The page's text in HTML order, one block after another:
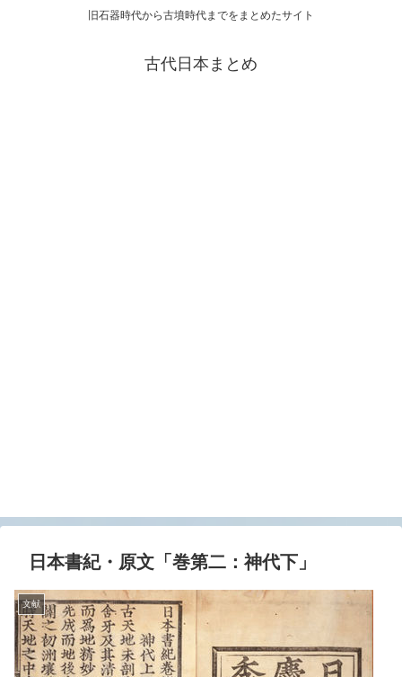
旧石器時代から古墳時代までをまとめたサイト
古代日本まとめ
日本書紀・原文「巻第二：神代下」
文献